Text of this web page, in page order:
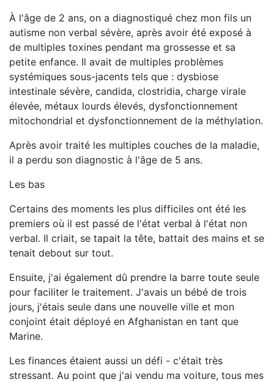
À l'âge de 2 ans, on a diagnostiqué chez mon fils un
autisme non verbal sévère, après avoir été exposé à
de multiples toxines pendant ma grossesse et sa
petite enfance. Il avait de multiples problèmes
systémiques sous-jacents tels que : dysbiose
intestinale sévère, candida, clostridia, charge virale
élevée, métaux lourds élevés, dysfonctionnement
mitochondrial et dysfonctionnement de la méthylation.
Après avoir traité les multiples couches de la maladie,
il a perdu son diagnostic à l'âge de 5 ans.
Les bas
Certains des moments les plus difficiles ont été les
premiers où il est passé de l'état verbal à l'état non
verbal. Il criait, se tapait la tête, battait des mains et se
tenait debout sur tout.
Ensuite, j'ai également dû prendre la barre toute seule
pour faciliter le traitement. J'avais un bébé de trois
jours, j'étais seule dans une nouvelle ville et mon
conjoint était déployé en Afghanistan en tant que
Marine.
Les finances étaient aussi un défi - c'était très
stressant. Au point que j'ai vendu ma voiture, tous mes